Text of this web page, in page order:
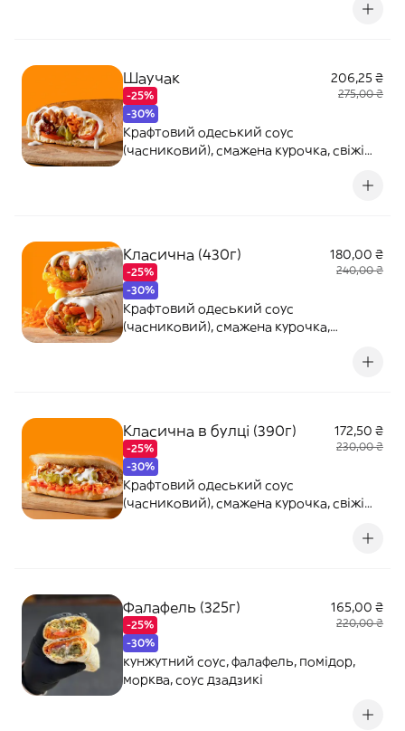
Шаучак
-25%
-30%
206,25 ₴
275,00 ₴
Крафтовий одеський соус
(часниковий), смажена курочка, свіжі
Класична (430г)
-25%
-30%
180,00 ₴
240,00 ₴
Крафтовий одеський соус
(часниковий), смажена курочка,
Класична в булці (390г)
-25%
-30%
172,50 ₴
230,00 ₴
Крафтовий одеський соус
(часниковий), смажена курочка, свіжі
Фалафель (325г)
-25%
-30%
165,00 ₴
220,00 ₴
кунжутний соус, фалафель, помідор,
морква, соус дзадзикі